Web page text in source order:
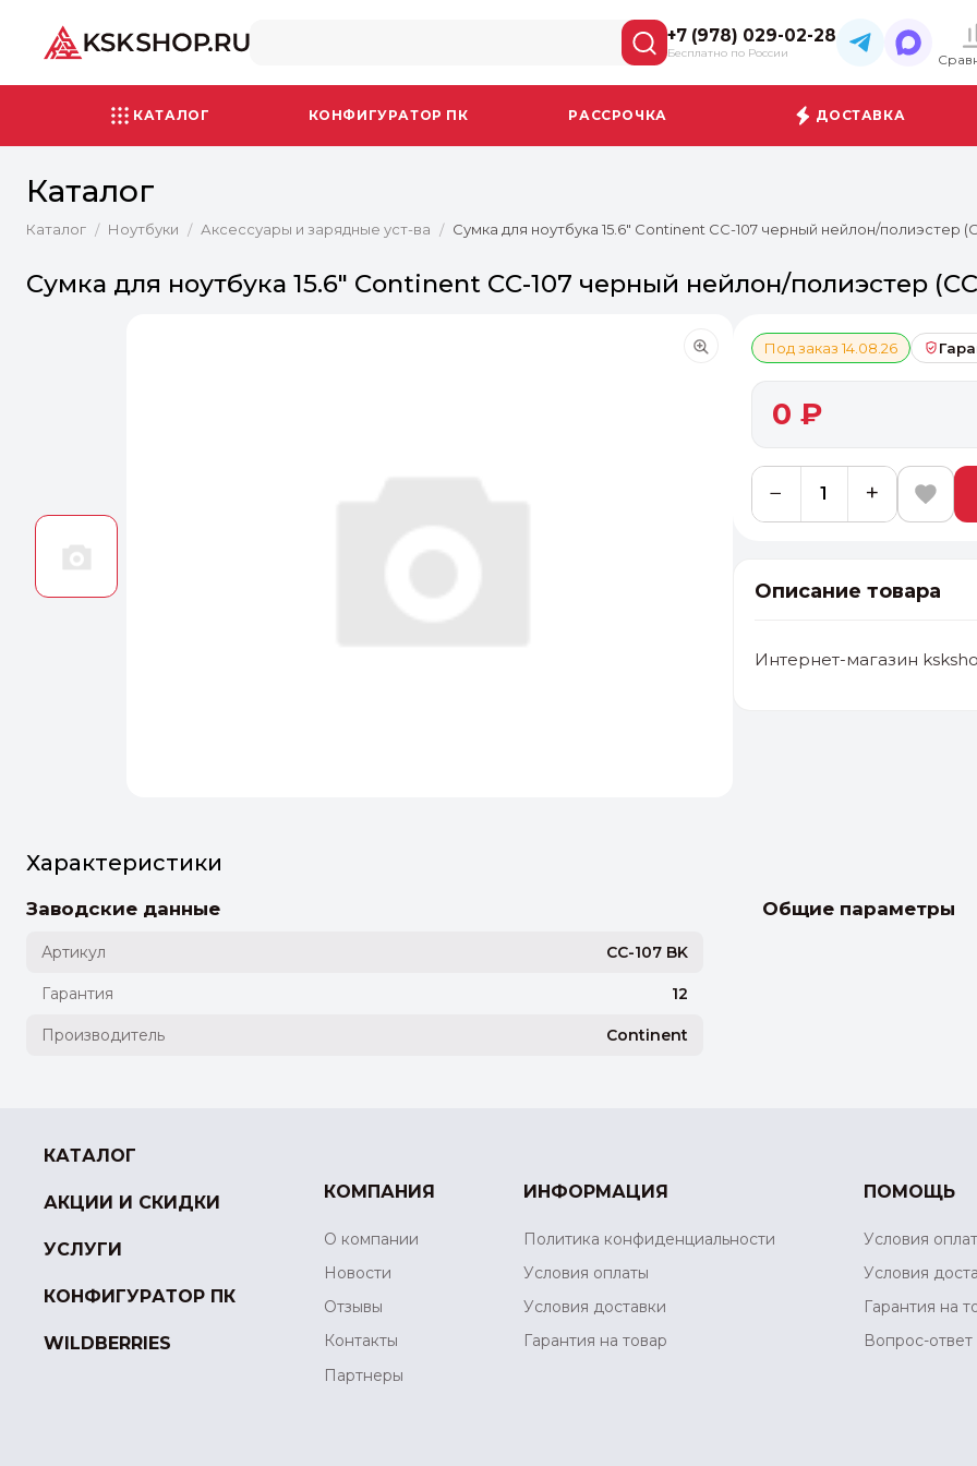
+7 (978) 029-02-28
Бесплатно по России
КАТАЛОГ КОНФИГУРАТОР ПК РАССРОЧКА ДОСТАВКА
Каталог
Каталог / Ноутбуки / Аксессуары и зарядные уст-ва / Сумка для ноутбука 15.6" Continent CC-107 черный нейлон/полиэстер
Сумка для ноутбука 15.6" Continent CC-107 черный нейлон/полиэстер
Под заказ 14.08.26
0 ₽
− +
Описание товара
Интернет-магазин
Характеристики
Заводские данные
Артикул CC-107 BK
Гарантия 12
Производитель Continent
Общие параметры
КАТАЛОГ
АКЦИИ И СКИДКИ
УСЛУГИ
КОНФИГУРАТОР ПК
WILDBERRIES
КОМПАНИЯ
О компании
Новости
Отзывы
Контакты
Партнеры
ИНФОРМАЦИЯ
Политика конфиденциальности
Условия оплаты
Условия доставки
Гарантия на товар
ПОМОЩЬ
Условия
Условия
Гарантия на
Вопрос-ответ